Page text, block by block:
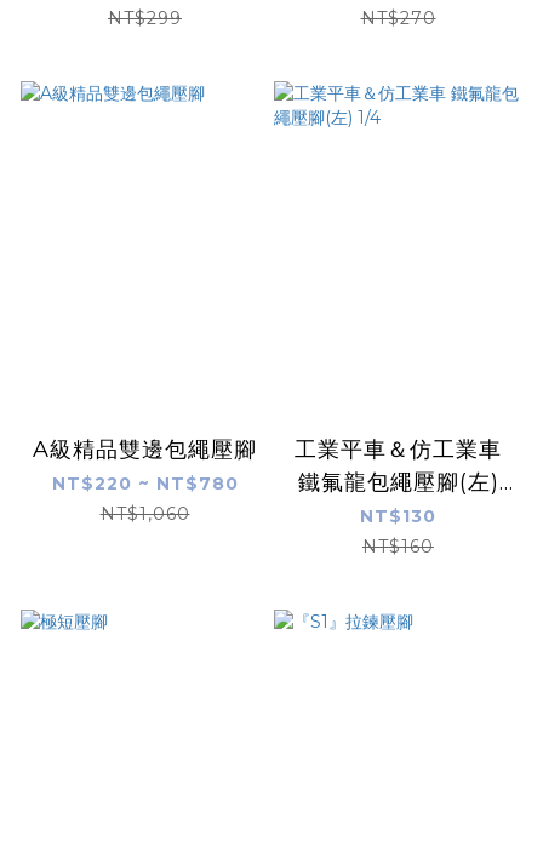
NT$299
NT$270
A級精品雙邊包繩壓腳
NT$220 ~ NT$780
NT$1,060
工業平車＆仿工業車
鐵氟龍包繩壓腳(左)
1/4
NT$130
NT$160